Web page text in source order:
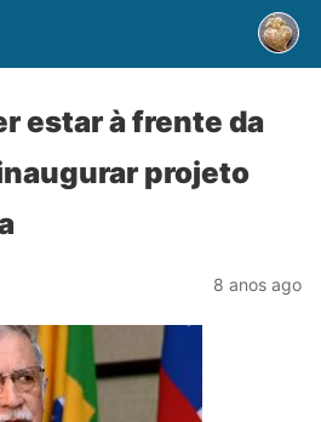
estar à frente da
projeto
8 anos ago